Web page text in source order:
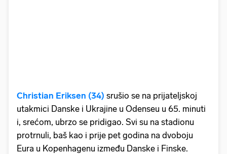
Christian Eriksen (34) srušio se na prijateljskoj
utakmici Danske i Ukrajine u Odenseu u 65. minuti
i, srećom, ubrzo se pridigao. Svi su na stadionu
protrnuli, baš kao i prije pet godina na dvoboju
Eura u Kopenhagenu između Danske i Finske.